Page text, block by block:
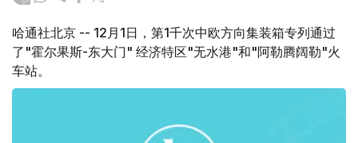
哈通社北京 -- 12月1日，第1千次中欧方向集装箱专列通过
了"霍尔果斯-东大门" 经济特区"无水港"和"阿勒腾阔勒"火
车站。